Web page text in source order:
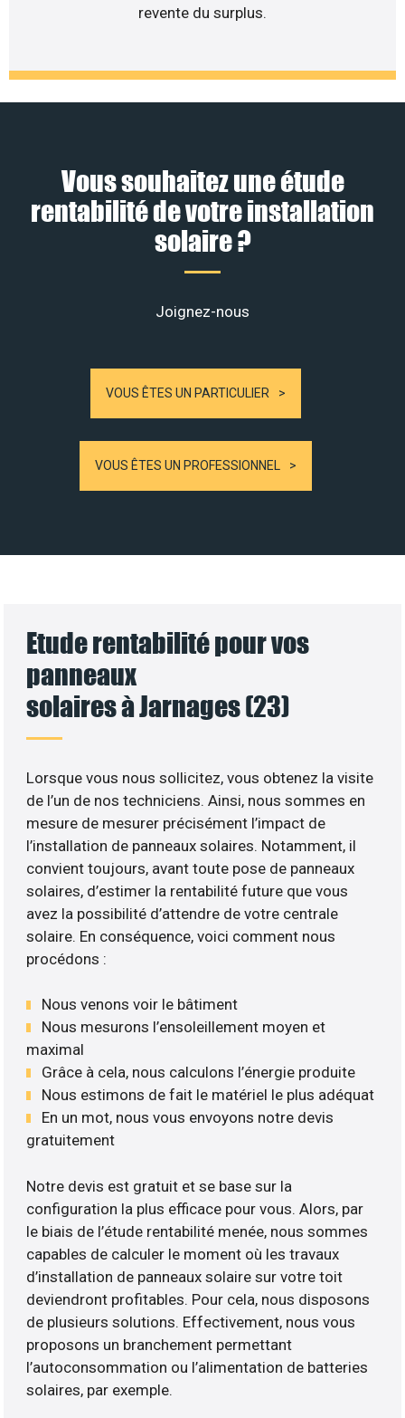
revente du surplus.
Vous souhaitez une étude
rentabilité de votre installation
solaire ?
Joignez-nous
VOUS ÊTES UN PARTICULIER
VOUS ÊTES UN PROFESSIONNEL
Etude rentabilité pour vos
panneaux
solaires à Jarnages (23)
Lorsque vous nous sollicitez, vous obtenez la visite
de l’un de nos techniciens. Ainsi, nous sommes en
mesure de mesurer précisément l’impact de
l’installation de panneaux solaires. Notamment, il
convient toujours, avant toute pose de panneaux
solaires, d’estimer la rentabilité future que vous
avez la possibilité d’attendre de votre centrale
solaire. En conséquence, voici comment nous
procédons :
Nous venons voir le bâtiment
Nous mesurons l’ensoleillement moyen et
maximal
Grâce à cela, nous calculons l’énergie produite
Nous estimons de fait le matériel le plus adéquat
En un mot, nous vous envoyons notre devis
gratuitement
Notre devis est gratuit et se base sur la
configuration la plus efficace pour vous. Alors, par
le biais de l’étude rentabilité menée, nous sommes
capables de calculer le moment où les travaux
d’installation de panneaux solaire sur votre toit
deviendront profitables. Pour cela, nous disposons
de plusieurs solutions. Effectivement, nous vous
proposons un branchement permettant
l’autoconsommation ou l’alimentation de batteries
solaires, par exemple.